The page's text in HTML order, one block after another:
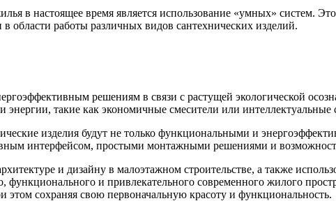
в настоящее время является использование «умных» систем.
работы различных видов сантехнических изделий.
решениям в связи с растущей экологической
такие как экономичные смесители или
изделия будут не только функциональными и
интерфейсом, простыми монтажными решениями и
и дизайну в малоэтажном строительстве, а также
функционального и привлекательного современного жилого
сохраняя свою первоначальную красоту и функциональность.